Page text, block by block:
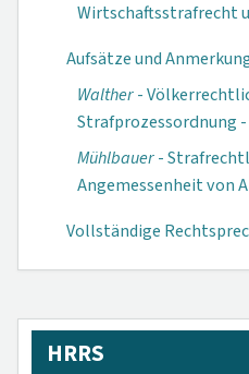
Wirtschaftsstrafrecht
Aufsätze und
Walther-
Strafprozess­ordnung
Mühlbauer-
An­gemessenheit von
Vollständige
HRRS